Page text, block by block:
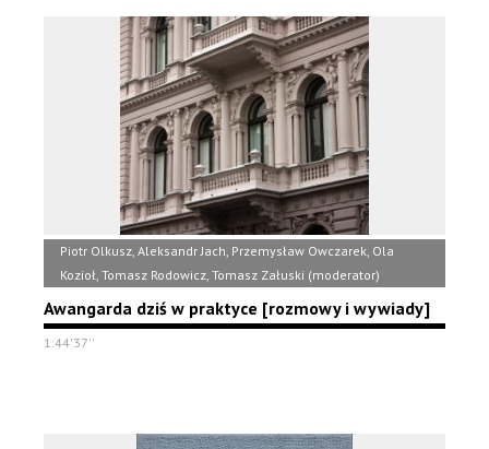
Piotr Olkusz, Aleksandr Jach, Przemysław Owczarek, Ola
Kozioł, Tomasz Rodowicz, Tomasz Załuski (moderator)
Awangarda dziś w praktyce [rozmowy i wywiady]
1:44'37''